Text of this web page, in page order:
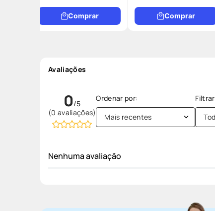
Comprar Comprar
Avaliações
0
(0 avaliações) Mais recentes
Nenhuma avaliação